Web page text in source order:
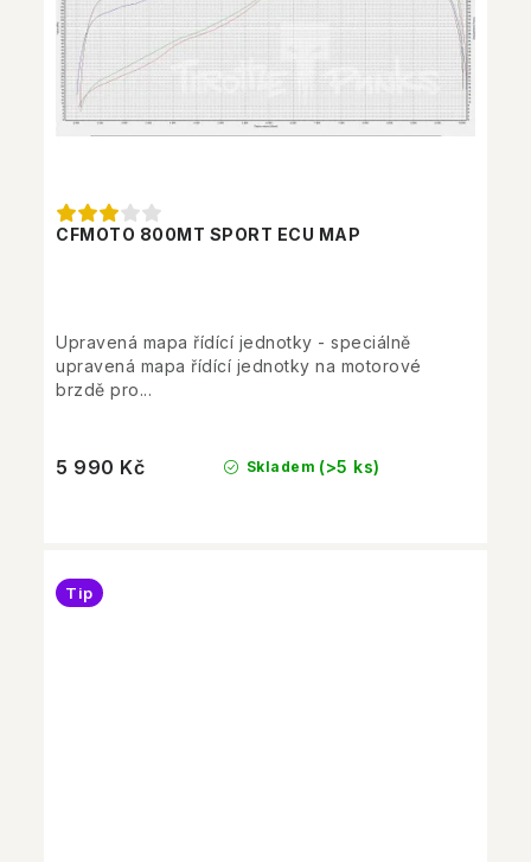
CFMOTO 800MT SPORT ECU MAP
Skladem (>5 ks)
5 990 Kč
Upravená mapa řídící jednotky - speciálně
upravená mapa řídící jednotky na motorové
brzdě pro...
Tip